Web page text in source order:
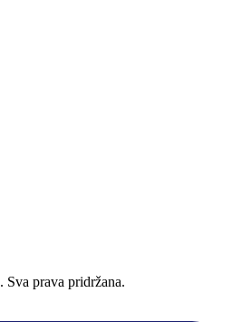
. Sva prava pridržana.